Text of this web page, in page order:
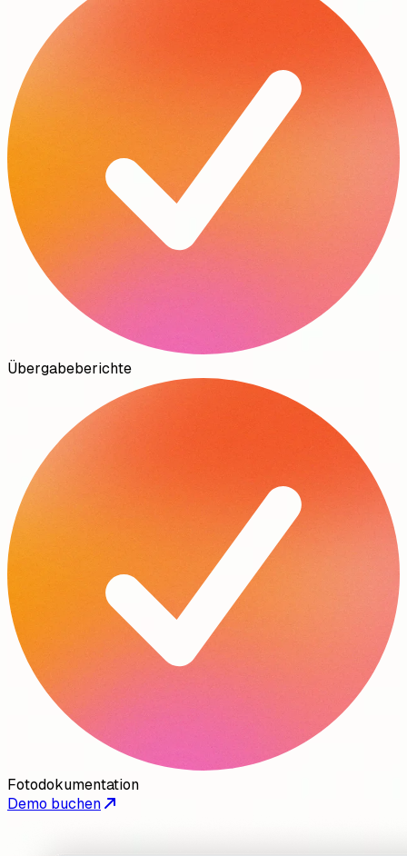
Übergabeberichte
Fotodokumentation
Demo buchen